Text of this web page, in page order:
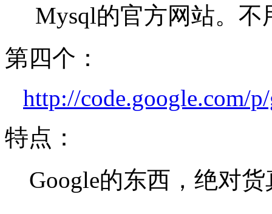
Mysql的官方网站。不
第四个：
http://code.google.com/
特点：
Google的东西，绝对货